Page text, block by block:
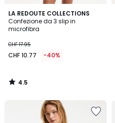
LA REDOUTE COLLECTIONS
Confezione da 3 slip in
microfibra
CHF 17.95
CHF 10.77 -40%
4.5
/ 5
4.5
/